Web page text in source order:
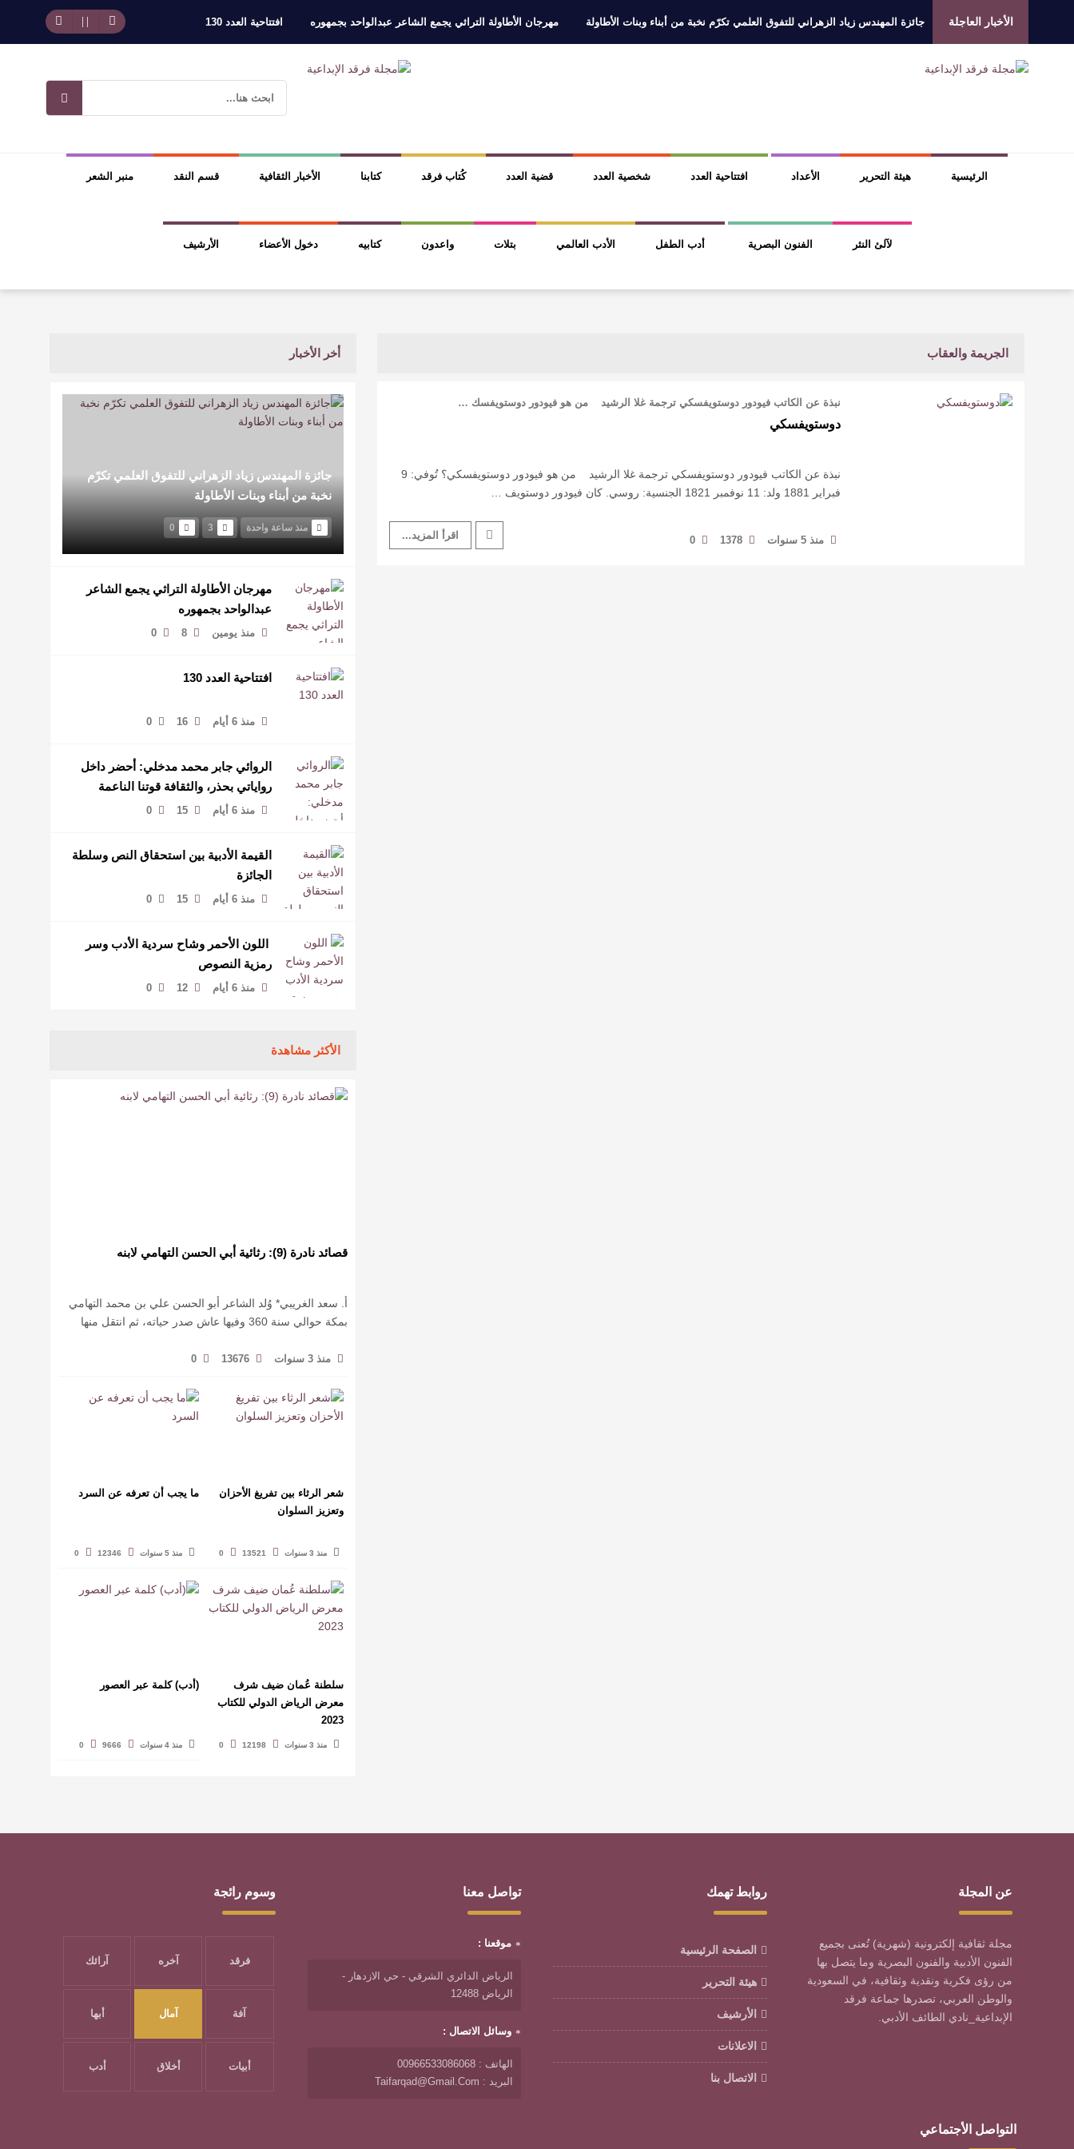
الأخبار العاجلة جائزة المهندس زياد الزهراني للتفوق العلمي تكرّم نخبة من أبناء وبنات الأطاولة مهرجان الأطاولة التراثي يجمع الشاعر عبدالواحد بجمهوره افتتاحية العدد 130
القيمة الأدبية بين استحقاق النص وسلطة الجائزة
عتبات التأويل وقراءة التشكيل الصوفي والفلسفي في “مملكة الله” للدكتور محمد بدوي
الرئيسية
هيئة التحرير الأعداد افتتاحية العدد شخصية العدد قضية العدد كُتاب فرقد كتابنا الأخبار الثقافية قسم النقد منبر الشعر
لآلئ النثر الفنون البصرية أدب الطفل الأدب العالمي بتلات واعدون كتابيه دخول الأعضاء الأرشيف
أخر الأخبار
جائزة المهندس زياد الزهراني للتفوق العلمي تكرّم
نخبة من أبناء وبنات الأطاولة
منذ ساعة واحدة 3
0
مهرجان الأطاولة التراثي يجمع الشاعر
عبدالواحد بجمهوره
منذ يومين 8
0
افتتاحية العدد 130
منذ 6 أيام 16
0
الروائي جابر محمد مدخلي: أحضر داخل
رواياتي بحذر، والثقافة قوتنا الناعمة
لمخاطبة العالم.
منذ 6 أيام 15
0
القيمة الأدبية بين استحقاق النص وسلطة
الجائزة
منذ 6 أيام 15
0
​ اللون الأحمر وشاح سردية الأدب وسر
رمزية النصوص
منذ 6 أيام 12
0
الأكثر مشاهدة
قصائد نادرة (9): رثائية أبي الحسن التهامي لابنه
أ. سعد الغريبي* وُلد الشاعر أبو الحسن علي بن محمد التهامي
بمكة حوالي سنة 360 وفيها عاش صدر حياته، ثم انتقل منها
منذ 3 سنوات 13676
0
شعر الرثاء بين تفريغ الأحزان
وتعزيز السلوان
منذ 3 سنوات 13521
0
ما يجب أن تعرفه عن السرد
منذ 5 سنوات 12346
0
سلطنة عُمان ضيف شرف
معرض الرياض الدولي للكتاب
2023
منذ 3 سنوات 12198
0
(أدب) كلمة عبر العصور
منذ 4 سنوات 9666
0
الجريمة والعقاب
نبذة عن الكاتب فيودور دوستويفسكي ترجمة غلا الرشيد من هو فيودور دوستويفسك …
دوستويفسكي
نبذة عن الكاتب فيودور دوستويفسكي ترجمة غلا الرشيد من هو فيودور دوستويفسكي؟ تُوفي: 9
فبراير 1881 ولد: 11 نوفمبر 1821 الجنسية: روسي. كان فيودور دوستويف …
منذ 5 سنوات 1378
0 اقرأ المزيد...
عن المجلة
مجلة ثقافية إلكترونية (شهرية) تُعنى بجميع
الفنون الأدبية والفنون البصرية وما يتصل بها
من رؤى فكرية ونقدية وثقافية، في السعودية
والوطن العربي، تصدرها جماعة فرقد
الإبداعية_نادي الطائف الأدبي.
روابط تهمك
الصفحة الرئيسية
هيئة التحرير
الأرشيف
الاعلانات
الاتصال بنا
تواصل معنا
موقعنا :
الرياض الدائري الشرقي - حي الازدهار -
الرياض 12488
وسائل الاتصال :
الهاتف : 00966533086068
البريد : Taifarqad@gmail.com
وسوم رائجة
فرقد آخره آرائك
آفة آمال أبها
أبيات أخلاق أدب
التواصل الأجتماعي